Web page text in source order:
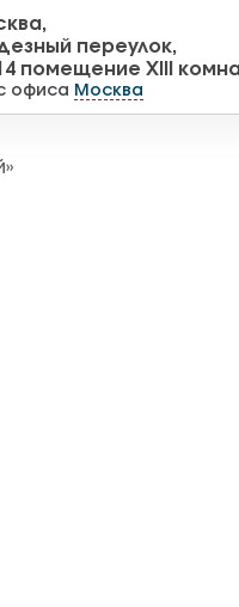
переулок,
помещение XIII
офиса Москва